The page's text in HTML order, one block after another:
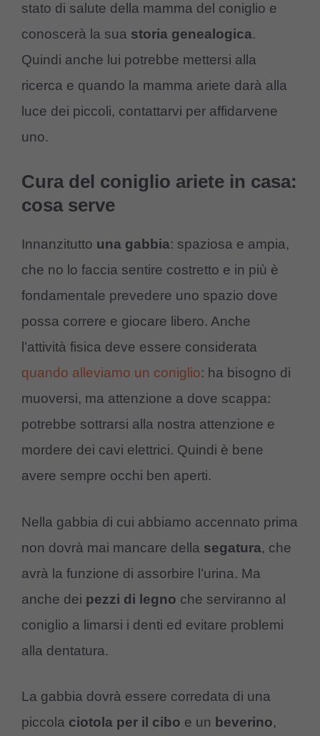
stato di salute della mamma del coniglio e
conoscerà la sua storia genealogica.
Quindi anche lui potrebbe mettersi alla
ricerca e quando la mamma ariete darà alla
luce dei piccoli, contattarvi per affidarvene
uno.
Cura del coniglio ariete in casa:
cosa serve
Innanzitutto una gabbia: spaziosa e ampia,
che no lo faccia sentire costretto e in più è
fondamentale prevedere uno spazio dove
possa correre e giocare libero. Anche
l’attività fisica deve essere considerata
quando alleviamo un coniglio: ha bisogno di
muoversi, ma attenzione a dove scappa:
potrebbe sottrarsi alla nostra attenzione e
mordere dei cavi elettrici. Quindi è bene
avere sempre occhi ben aperti.
Nella gabbia di cui abbiamo accennato prima
non dovrà mai mancare della segatura, che
avrà la funzione di assorbire l’urina. Ma
anche dei pezzi di legno che serviranno al
coniglio a limarsi i denti ed evitare problemi
alla dentatura.
La gabbia dovrà essere corredata di una
piccola ciotola per il cibo e un beverino,